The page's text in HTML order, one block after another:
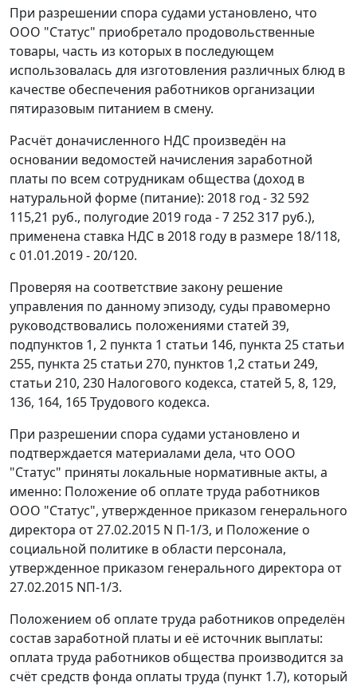
При разрешении спора судами установлено, что
ООО "Статус" приобретало продовольственные
товары, часть из которых в последующем
использовалась для изготовления различных блюд в
качестве обеспечения работников организации
пятиразовым питанием в смену.
Расчёт доначисленного НДС произведён на
основании ведомостей начисления заработной
платы по всем сотрудникам общества (доход в
натуральной форме (питание): 2018 год - 32 592
115,21 руб., полугодие 2019 года - 7 252 317 руб.),
применена ставка НДС в 2018 году в размере 18/118,
с 01.01.2019 - 20/120.
Проверяя на соответствие закону решение
управления по данному эпизоду, суды правомерно
руководствовались положениями статей 39,
подпунктов 1, 2 пункта 1 статьи 146, пункта 25 статьи
255, пункта 25 статьи 270, пунктов 1,2 статьи 249,
статьи 210, 230 Налогового кодекса, статей 5, 8, 129,
136, 164, 165 Трудового кодекса.
При разрешении спора судами установлено и
подтверждается материалами дела, что ООО
"Статус" приняты локальные нормативные акты, а
именно: Положение об оплате труда работников
ООО "Статус", утвержденное приказом генерального
директора от 27.02.2015 N П-1/3, и Положение о
социальной политике в области персонала,
утвержденное приказом генерального директора от
27.02.2015 NП-1/3.
Положением об оплате труда работников определён
состав заработной платы и её источник выплаты:
оплата труда работников общества производится за
счёт средств фонда оплаты труда (пункт 1.7), который